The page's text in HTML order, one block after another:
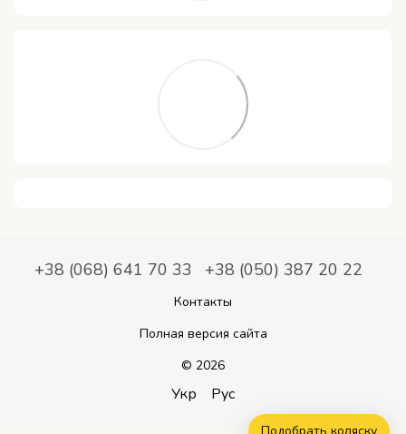
+38 (068) 641 70 33 +38 (050) 387 20 22
Контакты
Полная версия сайта
© 2026
Укр Рус